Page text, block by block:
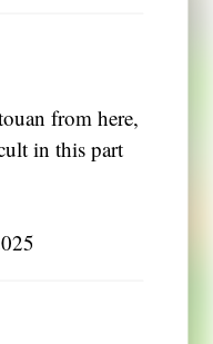
from here,
in this part